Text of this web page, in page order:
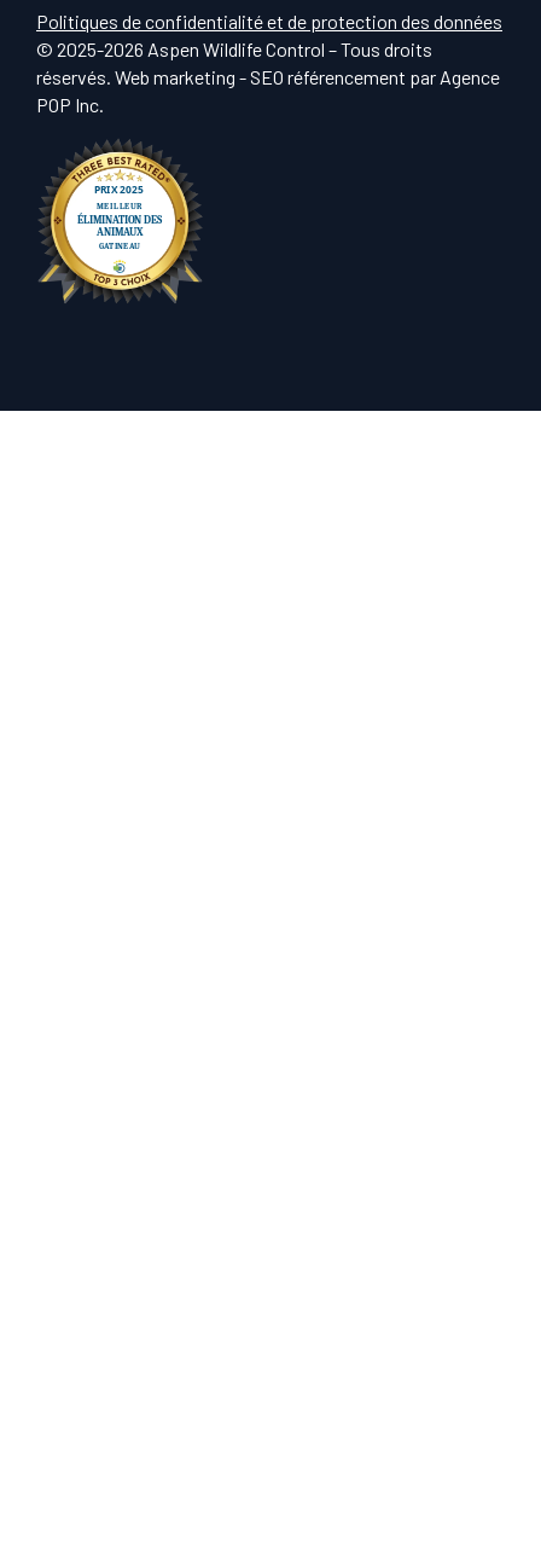
Politiques de confidentialité et de protection des données
© 2025-2026 Aspen Wildlife Control – Tous droits
réservés. Web marketing - SEO référencement par Agence
POP Inc.